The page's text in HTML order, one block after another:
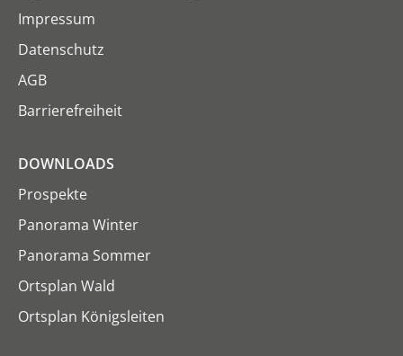
Impressum
Datenschutz
AGB
Barrierefreiheit
DOWNLOADS
Prospekte
Panorama Winter
Panorama Sommer
Ortsplan Wald
Ortsplan Königsleiten